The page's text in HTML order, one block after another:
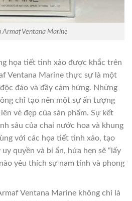
Armaf Ventana Marine
họa tiết tinh xảo được khắc trên
Ventana Marine thực sự là một
đáo và đầy cảm hứng. Những
chỉ tạo nên một sự ấn tượng
vẻ đẹp của sản phẩm. Sự kết
sâu của chai nước hoa và khung
với các họa tiết tinh xảo, tạo
quyền và bí ẩn, hứa hẹn sẽ “lấy
yêu thích sự nam tính và phong
Ventana Marine không chỉ là